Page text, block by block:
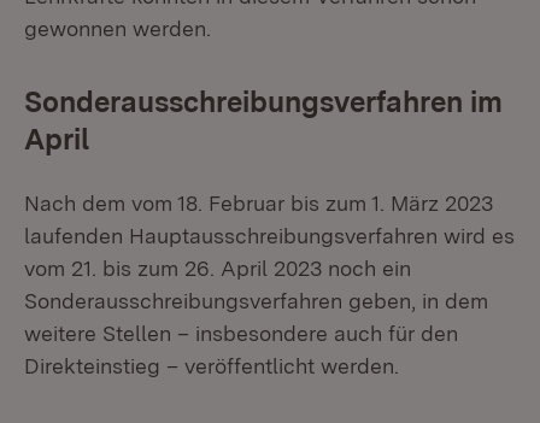
gewonnen werden.
Sonderausschreibungsverfahren im
April
Nach dem vom 18. Februar bis zum 1. März 2023
laufenden Hauptausschreibungsverfahren wird es
vom 21. bis zum 26. April 2023 noch ein
Sonderausschreibungsverfahren geben, in dem
weitere Stellen – insbesondere auch für den
Direkteinstieg – veröffentlicht werden.